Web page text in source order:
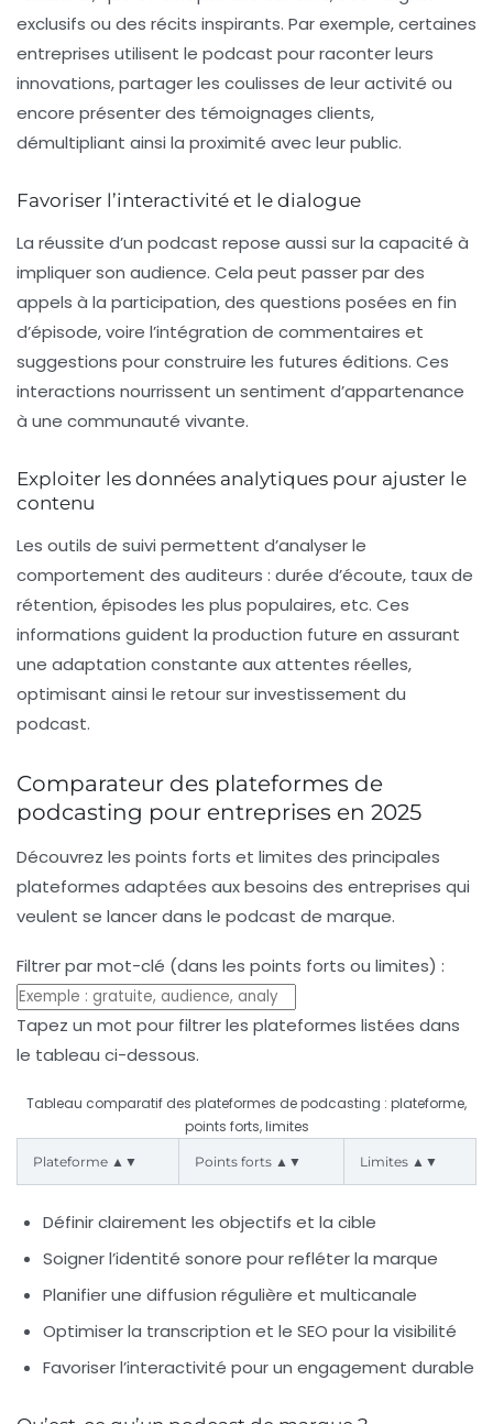
exclusifs ou des récits inspirants. Par exemple, certaines
entreprises utilisent le podcast pour raconter leurs
innovations, partager les coulisses de leur activité ou
encore présenter des témoignages clients,
démultipliant ainsi la proximité avec leur public.
Favoriser l’interactivité et le dialogue
La réussite d’un podcast repose aussi sur la capacité à
impliquer son audience. Cela peut passer par des
appels à la participation, des questions posées en fin
d’épisode, voire l’intégration de commentaires et
suggestions pour construire les futures éditions. Ces
interactions nourrissent un sentiment d’appartenance
à une communauté vivante.
Exploiter les données analytiques pour ajuster le
contenu
Les outils de suivi permettent d’analyser le
comportement des auditeurs : durée d’écoute, taux de
rétention, épisodes les plus populaires, etc. Ces
informations guident la production future en assurant
une adaptation constante aux attentes réelles,
optimisant ainsi le retour sur investissement du
podcast.
Comparateur des plateformes de
podcasting pour entreprises en 2025
Découvrez les points forts et limites des principales
plateformes adaptées aux besoins des entreprises qui
veulent se lancer dans le podcast de marque.
Filtrer par mot-clé (dans les points forts ou limites) :
Tapez un mot pour filtrer les plateformes listées dans
le tableau ci-dessous.
Tableau comparatif des plateformes de podcasting : plateforme,
points forts, limites
Plateforme ▲▼ Points forts ▲▼ Limites ▲▼
Définir clairement les objectifs et la cible
Soigner l’identité sonore pour refléter la marque
Planifier une diffusion régulière et multicanale
Optimiser la transcription et le SEO pour la visibilité
Favoriser l’interactivité pour un engagement durable